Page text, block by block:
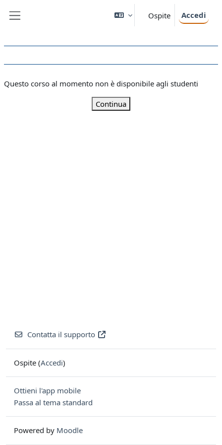
Ospite Accedi
Questo corso al momento non è disponibile agli studenti
Continua
Contatta il supporto
Ospite (Accedi)
Ottieni l'app mobile
Passa al tema standard
Powered by Moodle